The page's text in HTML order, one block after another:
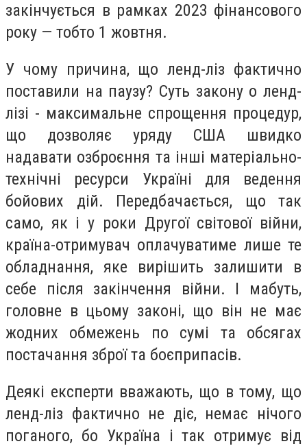
закінчується в рамках 2023 фінансового
року — тобто 1 жовтня.
У чому причина, що ленд-ліз фактично
поставили на паузу? Суть закону о ленд-
лізі - максимальне спрощення процедур,
що дозволяє уряду США швидко
надавати озброєння та інші матеріально-
технічні ресурси Україні для ведення
бойових дій. Передбачається, що так
само, як і у роки Другої світової війни,
країна-отримувач оплачуватиме лише те
обладнання, яке вирішить залишити в
себе після закінчення війни. І мабуть,
головне в цьому законі, що він не має
жодних обмежень по сумі та обсягах
постачання зброї та боєприпасів.
Деякі експерти вважають, що в тому, що
ленд-ліз фактично не діє, немає нічого
поганого, бо Україна і так отримує від